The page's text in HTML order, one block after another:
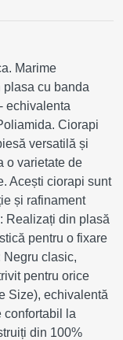
Marime
cu banda
echivalenta
Ciorapi
versatilă și
o varietate de
Acești ciorapi sunt
și rafinament
Realizați din plasă
pentru o fixare
Negru clasic,
pentru orice
Size), echivalentă
confortabil la
din 100%